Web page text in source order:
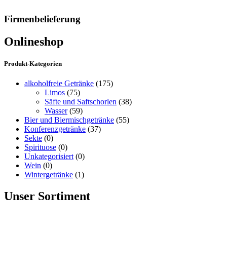
Firmenbelieferung
Onlineshop
Produkt-Kategorien
alkoholfreie Getränke (175)
Limos (75)
Säfte und Saftschorlen (38)
Wasser (59)
Bier und Biermischgetränke (55)
Konferenzgetränke (37)
Sekte (0)
Spirituose (0)
Unkategorisiert (0)
Wein (0)
Wintergetränke (1)
Unser Sortiment